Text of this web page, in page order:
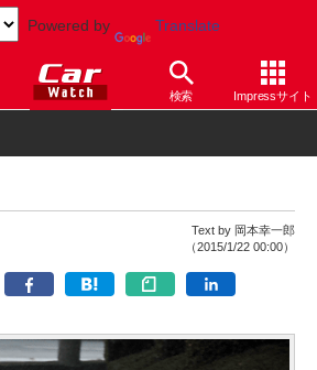
Powered by Translate
検索 Impressサイト
スズキ アルト
Text by 岡本幸一郎
（2015/1/22 00:00）